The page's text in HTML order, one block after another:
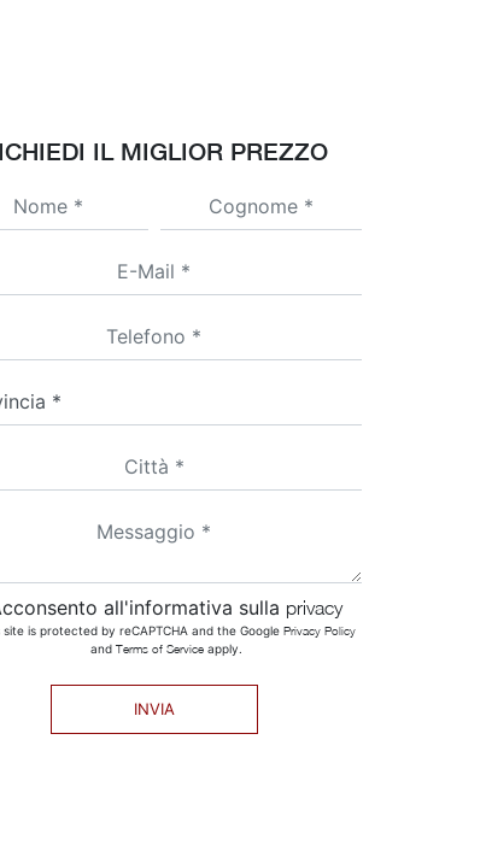
IL MIGLIOR PREZZO
all'informativa sulla privacy
site is protected by reCAPTCHA and the Google Privacy Policy
and Terms of Serviceapply.
INVIA